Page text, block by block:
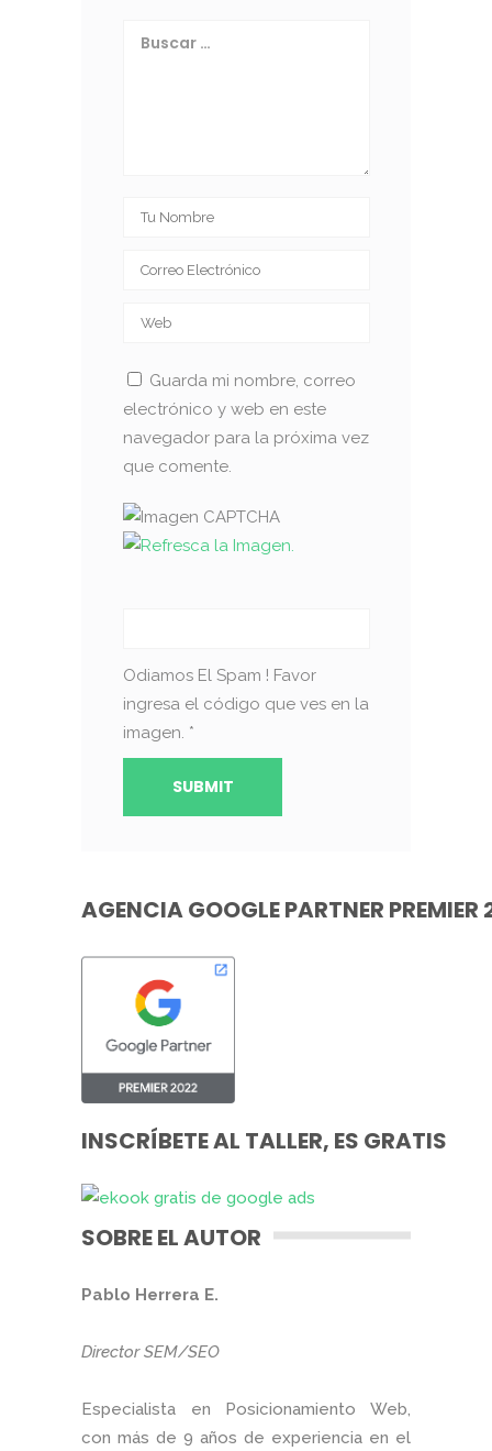
Guarda mi nombre, correo
electrónico y web en este
navegador para la próxima vez
que comente.
Odiamos El Spam ! Favor
ingresa el código que ves en la
imagen. *
AGENCIA GOOGLE PARTNER PREMIER
INSCRÍBETE AL TALLER, ES GRATIS
SOBRE EL AUTOR
Pablo Herrera E.
Director SEM/SEO
Especialista en Posicionamiento Web,
con más de 9 años de experiencia en el